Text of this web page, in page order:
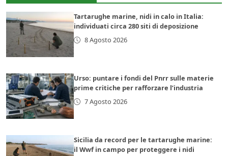
Tartarughe marine, nidi in calo in Italia:
individuati circa 280 siti di deposizione
8 Agosto 2026
Urso: puntare i fondi del Pnrr sulle materie
prime critiche per rafforzare l’industria
7 Agosto 2026
Sicilia da record per le tartarughe marine:
il Wwf in campo per proteggere i nidi